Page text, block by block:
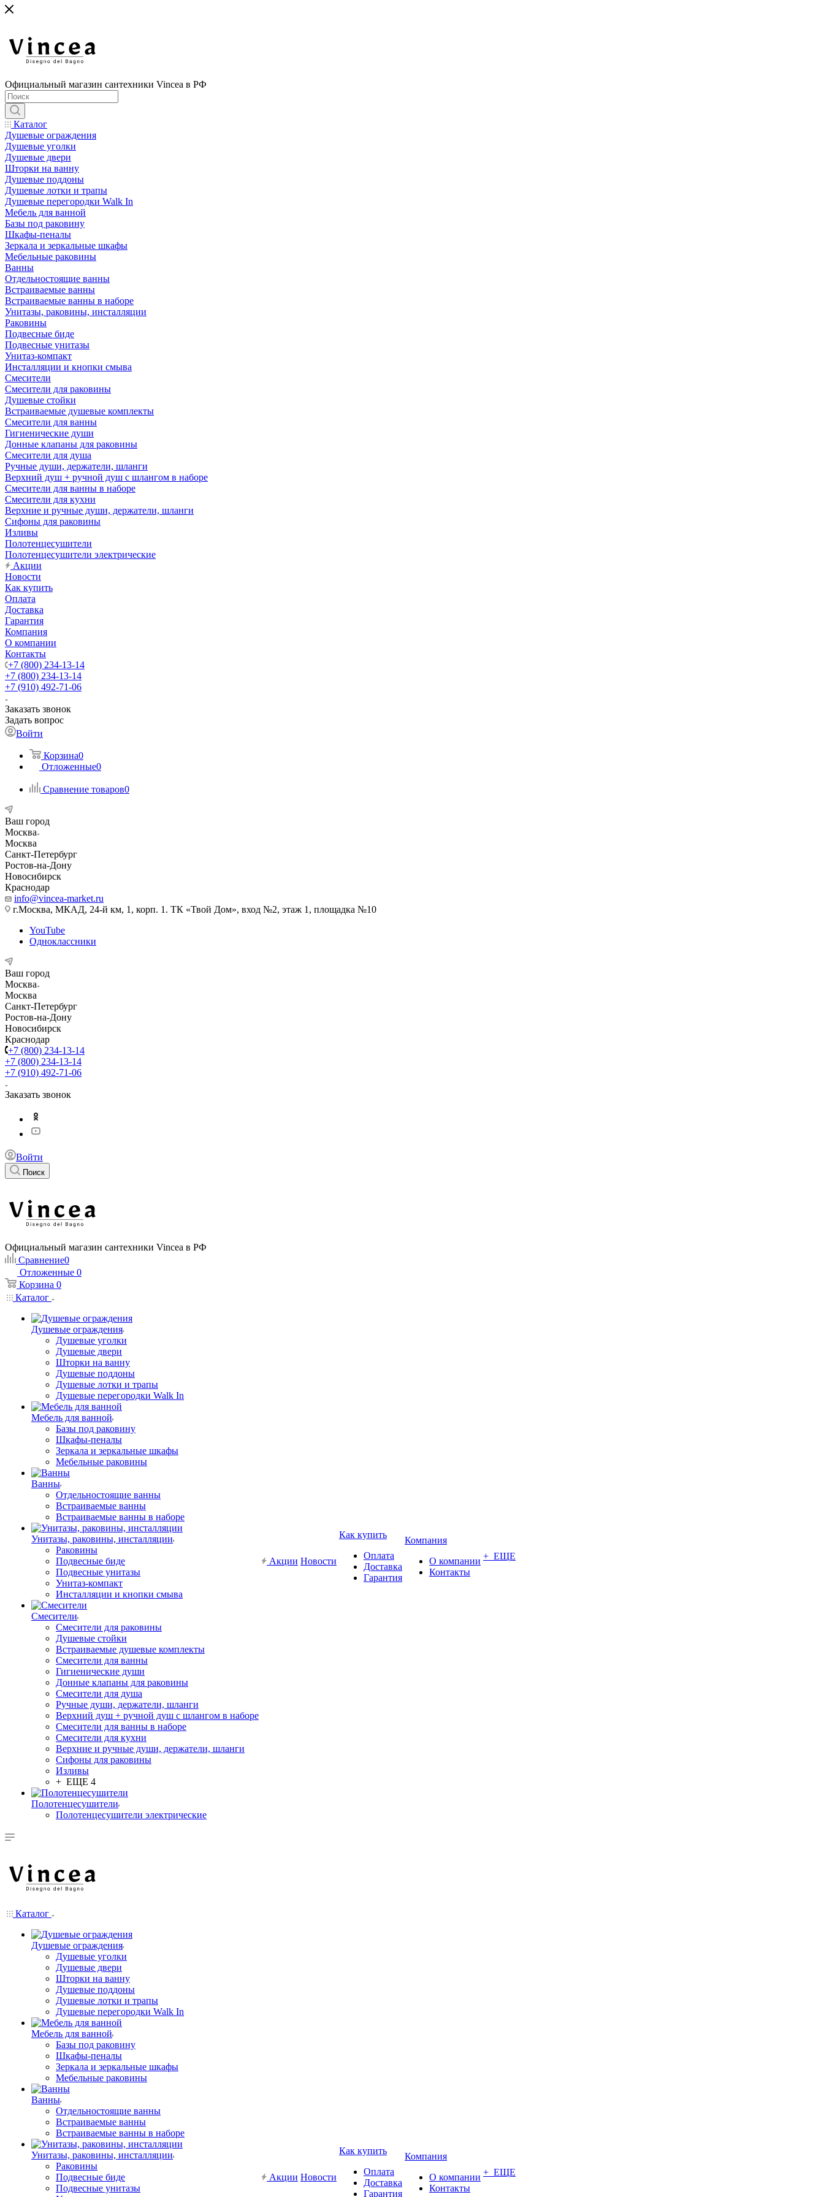
Официальный магазин сантехники Vincea в РФ
Каталог
Душевые ограждения
Душевые уголки
Душевые двери
Шторки на ванну
Душевые поддоны
Душевые лотки и трапы
Душевые перегородки Walk In
Мебель для ванной
Базы под раковину
Шкафы-пеналы
Зеркала и зеркальные шкафы
Мебельные раковины
Ванны
Отдельностоящие ванны
Встраиваемые ванны
Встраиваемые ванны в наборе
Унитазы, раковины, инсталляции
Раковины
Подвесные биде
Подвесные унитазы
Унитаз-компакт
Инсталляции и кнопки смыва
Смесители
Смесители для раковины
Душевые стойки
Встраиваемые душевые комплекты
Смесители для ванны
Гигиенические души
Донные клапаны для раковины
Смесители для душа
Ручные души, держатели, шланги
Верхний душ + ручной душ с шлангом в наборе
Смесители для ванны в наборе
Смесители для кухни
Верхние и ручные души, держатели, шланги
Сифоны для раковины
Изливы
Полотенцесушители
Полотенцесушители электрические
Акции
Новости
Как купить
Оплата
Доставка
Гарантия
Компания
О компании
Контакты
+7 (800) 234-13-14
+7 (800) 234-13-14
+7 (910) 492-71-06
Заказать звонок
Задать вопрос
Войти
Корзина0
Отложенные0
Сравнение товаров0
Ваш город
Москва
Москва
Санкт-Петербург
Ростов-на-Дону
Новосибирск
Краснодар
info@vincea-market.ru
г.Москва, МКАД, 24-й км, 1, корп. 1. ТК «Твой Дом», вход №2, этаж 1, площадка №10
YouTube
Одноклассники
Ваш город
Москва
Москва
Санкт-Петербург
Ростов-на-Дону
Новосибирск
Краснодар
+7 (800) 234-13-14
+7 (800) 234-13-14
+7 (910) 492-71-06
Заказать звонок
Войти
Поиск
Официальный магазин сантехники Vincea в РФ
Сравнение0
Отложенные 0
Корзина 0
Каталог
Душевые ограждения
Душевые уголки
Душевые двери
Шторки на ванну
Душевые поддоны
Душевые лотки и трапы
Душевые перегородки Walk In
Мебель для ванной
Базы под раковину
Шкафы-пеналы
Зеркала и зеркальные шкафы
Мебельные раковины
Ванны
Отдельностоящие ванны
Встраиваемые ванны
Встраиваемые ванны в наборе
Унитазы, раковины, инсталляции
Раковины
Подвесные биде
Подвесные унитазы
Унитаз-компакт
Инсталляции и кнопки смыва
Смесители
Смесители для раковины
Душевые стойки
Встраиваемые душевые комплекты
Смесители для ванны
Гигиенические души
Донные клапаны для раковины
Смесители для душа
Ручные души, держатели, шланги
Верхний душ + ручной душ с шлангом в наборе
Смесители для ванны в наборе
Смесители для кухни
Верхние и ручные души, держатели, шланги
Сифоны для раковины
Изливы
+ ЕЩЕ 4
Полотенцесушители
Полотенцесушители электрические
Акции Новости
Как купить
Оплата
Доставка
Гарантия
Компания
О компании
Контакты
+ ЕЩЕ
Каталог
Душевые ограждения
Душевые уголки
Душевые двери
Шторки на ванну
Душевые поддоны
Душевые лотки и трапы
Душевые перегородки Walk In
Мебель для ванной
Базы под раковину
Шкафы-пеналы
Зеркала и зеркальные шкафы
Мебельные раковины
Ванны
Отдельностоящие ванны
Встраиваемые ванны
Встраиваемые ванны в наборе
Унитазы, раковины, инсталляции
Раковины
Подвесные биде
Подвесные унитазы
Акции Новости
Как купить
Оплата
Доставка
Гарантия
Компания
О компании
Контакты
+ ЕЩЕ